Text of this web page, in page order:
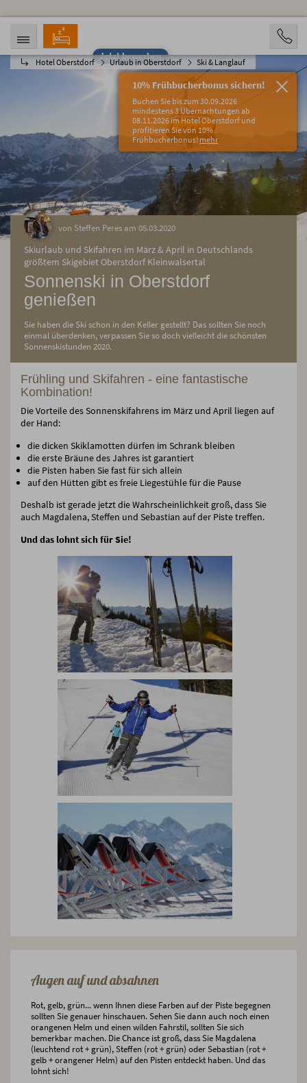
Jetzt bewerben
Hotel Oberstdorf Urlaub in Oberstdorf Ski & Langlauf
10% Frühbucherbonus sichern!
Buchen Sie bis zum 30.09.2026
mindestens 3 Übernachtungen ab
08.11.2026 im Hotel Oberstdorf und
profitieren Sie von 10%
Frühbucherbonus! mehr
ANREISE ABREISE
13.08.2026
BUCHEN
von Steffen Peres am 05.03.2020
Skiurlaub und Skifahren im März & April in Deutschlands
größtem Skigebiet Oberstdorf Kleinwalsertal
Sonnenski in Oberstdorf
genießen
Sie haben die Ski schon in den Keller gestellt? Das sollten Sie noch
einmal überdenken, verpassen Sie so doch vielleicht die schönsten
Sonnenskistunden 2020.
Frühling und Skifahren - eine fantastische
Kombination!
Die Vorteile des Sonnenskifahrens im März und April liegen auf
der Hand:
die dicken Skiklamotten dürfen im Schrank bleiben
die erste Bräune des Jahres ist garantiert
die Pisten haben Sie fast für sich allein
auf den Hütten gibt es freie Liegestühle für die Pause
Deshalb ist gerade jetzt die Wahrscheinlichkeit groß, dass Sie
auch Magdalena, Steffen und Sebastian auf der Piste treffen.
Und das lohnt sich für Sie!
Augen auf und absahnen
Rot, gelb, grün... wenn Ihnen diese Farben auf der Piste begegnen
sollten Sie genauer hinschauen. Sehen Sie dann auch noch einen
orangenen Helm und einen wilden Fahrstil, sollten Sie sich
bemerkbar machen. Die Chance ist groß, dass Sie Magdalena
(leuchtend rot + grün), Steffen (rot + grün) oder Sebastian (rot +
gelb + orangener Helm) auf den Pisten entdeckt haben. Und das
lohnt sich!